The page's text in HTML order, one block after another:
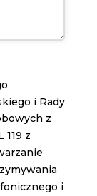
i Rady
z
119 z
i